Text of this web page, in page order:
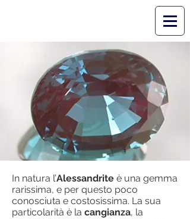
In natura l’Alessandrite è una gemma
rarissima, e per questo poco
conosciuta e costosissima. La sua
particolarità è la cangianza, la